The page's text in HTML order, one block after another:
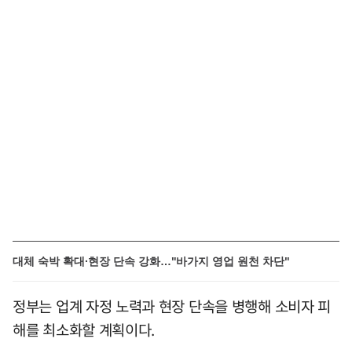
대체 숙박 확대·현장 단속 강화…"바가지 영업 원천 차단"
정부는 업계 자정 노력과 현장 단속을 병행해 소비자 피
해를 최소화할 계획이다.